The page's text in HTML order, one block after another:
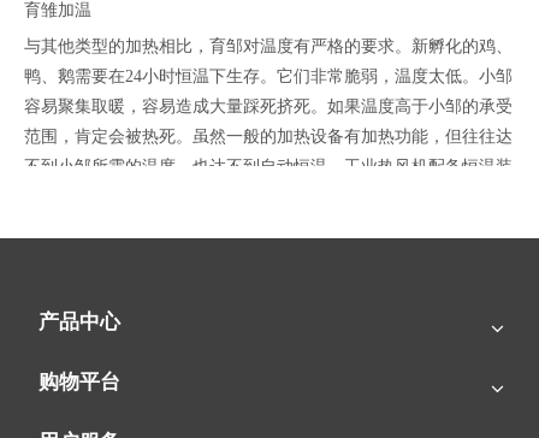
育雏加温
与其他类型的加热相比，育邹对温度有严格的要求。新孵化的鸡、
鸭、鹅需要在24小时恒温下生存。它们非常脆弱，温度太低。小邹
容易聚集取暖，容易造成大量踩死挤死。如果温度高于小邹的承受
范围，肯定会被热死。虽然一般的加热设备有加热功能，但往往达
不到小邹所需的温度，也达不到自动恒温。工业热风机配备恒温装
对于一些在矿井下工作的工人来说，地下工作环境非常恶劣。只有
企业主带来更大的经济效益。同时，一些能源矿山涉及供热安全问
产品中心
购物平台